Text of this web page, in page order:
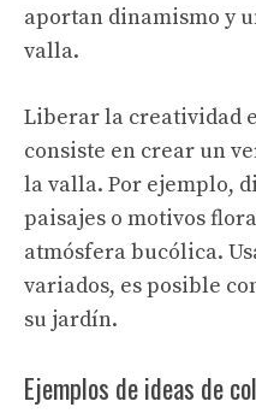
aportan dinamismo y
valla.
Liberar la creatividad
consiste en crear un
la valla. Por ejemplo,
paisajes o motivos
atmósfera bucólica.
variados, es posible
su jardín.
Ejemplos de ideas de